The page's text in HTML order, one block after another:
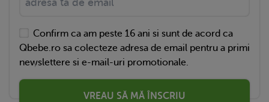
Confirm ca am peste 16 ani si sunt de acord ca
Qbebe.ro sa colecteze adresa de email pentru a primi
newslettere si e-mail-uri promotionale.
VREAU SĂ MĂ ÎNSCRIU